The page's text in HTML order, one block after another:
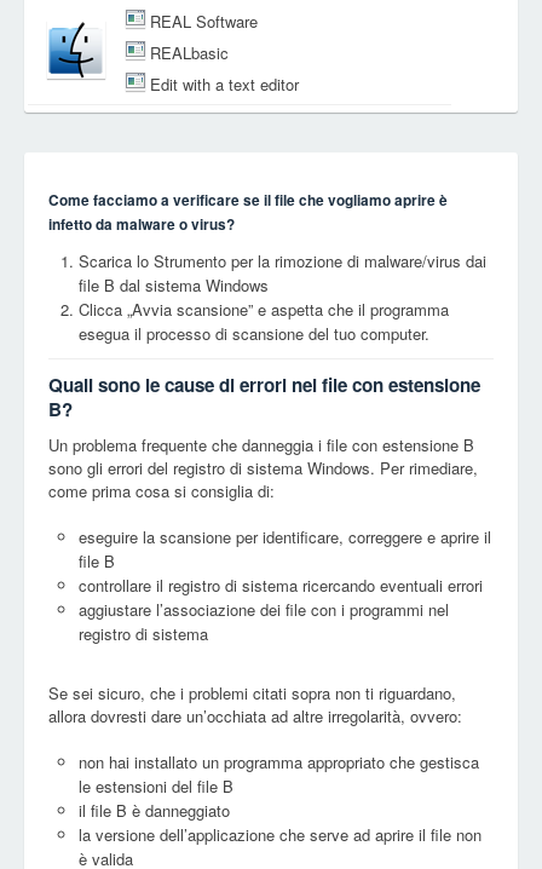
REAL Software
REALbasic
Edit with a text editor
Come facciamo a verificare se il file che vogliamo aprire è
infetto da malware o virus?
Scarica lo Strumento per la rimozione di malware/virus dai
file B dal sistema Windows
Clicca „Avvia scansione” e aspetta che il programma
esegua il processo di scansione del tuo computer.
Quali sono le cause di errori nei file con estensione
B?
Un problema frequente che danneggia i file con estensione B
sono gli errori del registro di sistema Windows. Per rimediare,
come prima cosa si consiglia di:
eseguire la scansione per identificare, correggere e aprire il
file B
controllare il registro di sistema ricercando eventuali errori
aggiustare l’associazione dei file con i programmi nel
registro di sistema
Se sei sicuro, che i problemi citati sopra non ti riguardano,
allora dovresti dare un’occhiata ad altre irregolarità, ovvero:
non hai installato un programma appropriato che gestisca
le estensioni del file B
il file B è danneggiato
la versione dell’applicazione che serve ad aprire il file non
è valida